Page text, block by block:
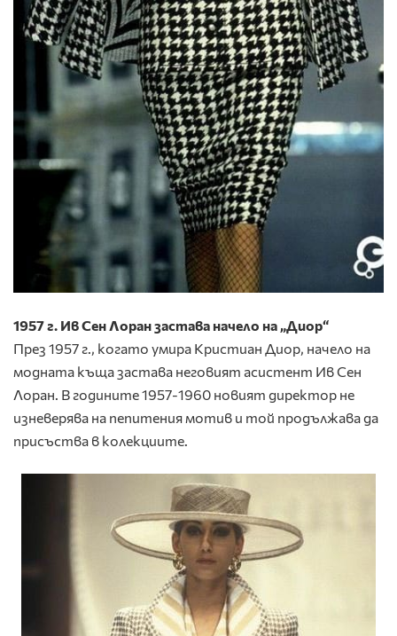
1957 г. Ив Сен Лоран застава начело на „Диор“
През 1957 г., когато умира Кристиан Диор, начело на
модната къща застава неговият асистент Ив Сен
Лоран. В годините 1957-1960 новият директор не
изневерява на пепитения мотив и той продължава да
присъства в колекциите.